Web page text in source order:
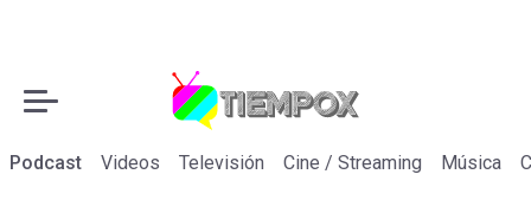
Podcast Videos Televisión Cine / Streaming Música